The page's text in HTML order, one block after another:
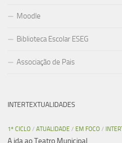
Moodle
Biblioteca Escolar ESEG
Associação de Pais
INTERTEXTUALIDADES
1º CICLO / ATUALIDADE / EM FOCO /
A ida ao Teatro Municipal